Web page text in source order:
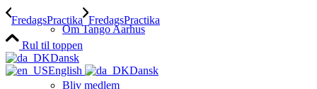
Om Tango Aarhus
Bliv medlem
FredagsPractika FredagsPractika
Rul til toppen
Dansk
English
Dansk